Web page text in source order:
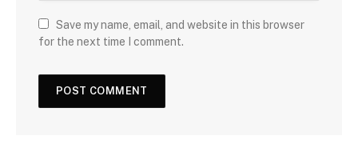
Save my name, email, and website in this browser
for the next time I comment.